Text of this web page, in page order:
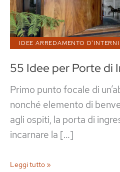
55 Idee per Porte di
IDEE ARREDAMENTO D'INTERNI
Primo punto focale di
nonché elemento di
agli ospiti, la porta di
incarnare la […]
55
Leggi tutto »